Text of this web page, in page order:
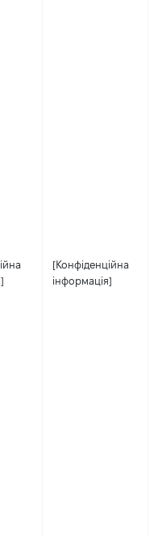
[Конфіденційна
інформація]